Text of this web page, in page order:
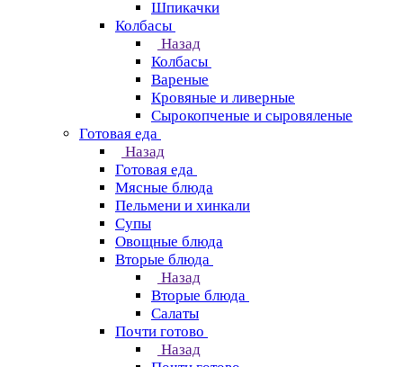
Шпикачки
Колбасы
Назад
Колбасы
Вареные
Кровяные и ливерные
Сырокопченые и сыровяленые
Готовая еда
Назад
Готовая еда
Мясные блюда
Пельмени и хинкали
Супы
Овощные блюда
Вторые блюда
Назад
Вторые блюда
Салаты
Почти готово
Назад